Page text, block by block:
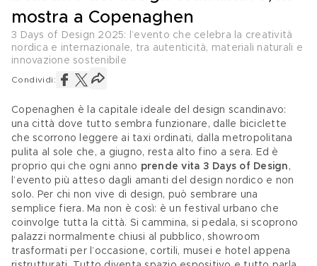
mostra a Copenaghen
3 Days of Design 2025: l’evento che celebra la creatività
nordica e internazionale, tra autenticità, materiali naturali e
innovazione sostenibile
Condividi:
Copenaghen è la capitale ideale del design scandinavo:
una città dove tutto sembra funzionare, dalle biciclette
che scorrono leggere ai taxi ordinati, dalla metropolitana
pulita al sole che, a giugno, resta alto fino a sera. Ed è
proprio qui che ogni anno prende vita 3 Days of Design ,
l’evento più atteso dagli amanti del design nordico e non
solo. Per chi non vive di design, può sembrare una
semplice fiera. Ma non è così: è un festival urbano che
coinvolge tutta la città. Si cammina, si pedala, si scoprono
palazzi normalmente chiusi al pubblico, showroom
trasformati per l’occasione, cortili, musei e hotel appena